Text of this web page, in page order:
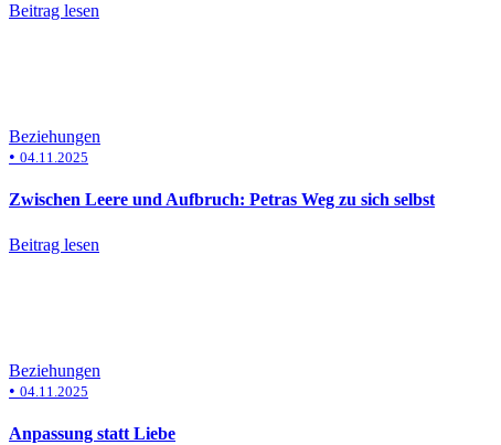
Beitrag lesen
Beziehungen
• 04.11.2025
Zwischen Leere und Aufbruch: Petras Weg zu sich selbst
Beitrag lesen
Beziehungen
• 04.11.2025
Anpassung statt Liebe